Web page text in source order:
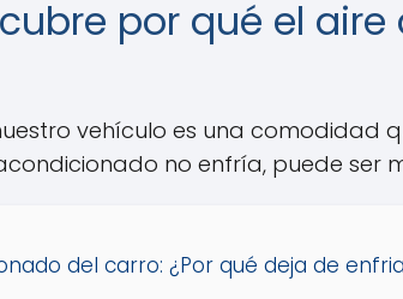
por qué el
vehículo es una comodidad
no enfría, puede ser
del carro: ¿Por qué deja de